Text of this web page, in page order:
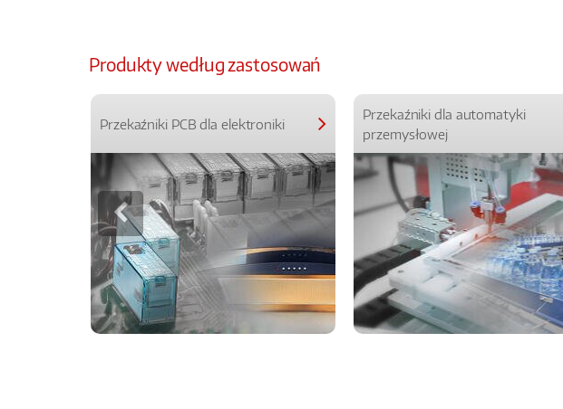
Produkty według zastosowań
Przekaźniki PCB dla elektroniki
Przekaźniki dla automatyki
przemysłowej